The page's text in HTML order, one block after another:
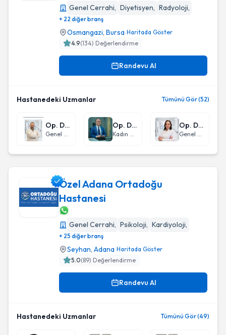
Özel Aritmi Osmangazi Hastanesi
Genel Cerrahi, Diyetisyen, Radyoloji,
+ 22 diğer branş
Osmangazi, Bursa Haritada Göster
4.9(134) Değerlendirme
Randevu Al
Hastanedeki Uzmanlar Tümünü Gör (52)
Op. Dr. Salih Yılmaz
Genel Cerrahi
Op. Dr. Olcay İlhan
Kadın Hastalıkları ve Doğum
Op. Dr. Melike Karen
Genel Cerrahi
Özel Adana Ortadoğu Hastanesi
Özel Adana Ortadoğu
Hastanesi
Genel Cerrahi, Psikoloji, Kardiyoloji,
+ 25 diğer branş
Seyhan, Adana Haritada Göster
5.0(89) Değerlendirme
Randevu Al
Hastanedeki Uzmanlar Tümünü Gör (49)